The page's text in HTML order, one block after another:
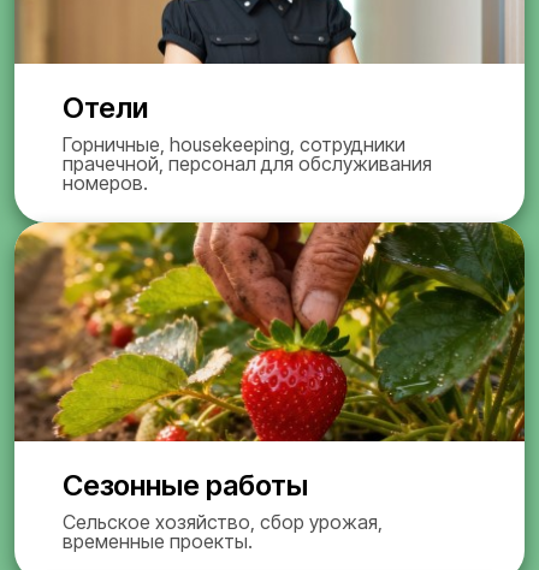
Отели
Горничные, housekeeping, сотрудники
прачечной, персонал для обслуживания
номеров.
Сезонные работы
Сельское хозяйство, сбор урожая,
временные проекты.